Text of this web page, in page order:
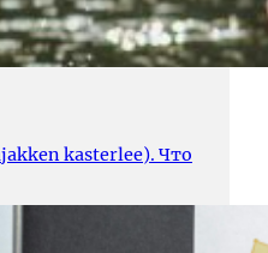
kasterlee). Что